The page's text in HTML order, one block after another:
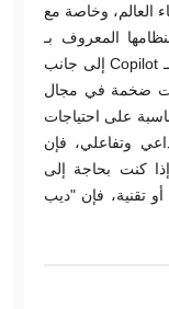
العالم، وخاصة مع
المعروف بـ
Geminin ومايكروسوفت بنظامها المعروف بـ Copilot إلى جانب
ضخمة في مجال
على احتياجات
وتفاعلي، فإن
كنت بحاجة إلى
تقنية، فإن "ديب